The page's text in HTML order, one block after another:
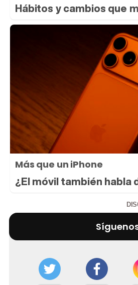
Hábitos y cambios que
Más que un iPhone
¿El móvil también habla